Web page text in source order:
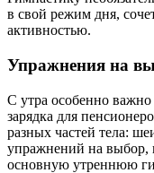
в свой режим дня,
активностью.
Упражнения на
С утра особенно важно
зарядка для
разных частей тела:
упражнений на выбор,
основную утреннюю